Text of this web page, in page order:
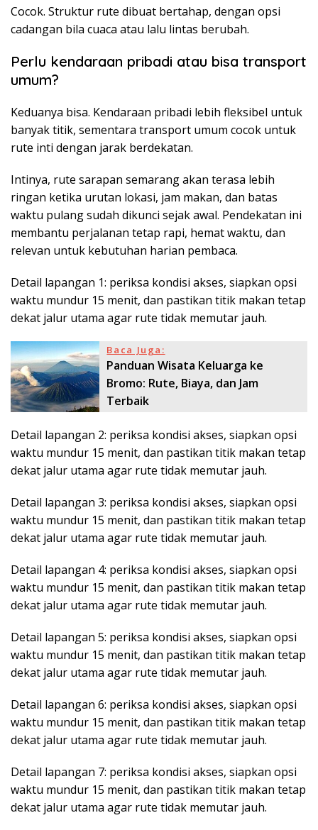
Cocok. Struktur rute dibuat bertahap, dengan opsi
cadangan bila cuaca atau lalu lintas berubah.
Perlu kendaraan pribadi atau bisa transport
umum?
Keduanya bisa. Kendaraan pribadi lebih fleksibel untuk
banyak titik, sementara transport umum cocok untuk
rute inti dengan jarak berdekatan.
Intinya, rute sarapan semarang akan terasa lebih
ringan ketika urutan lokasi, jam makan, dan batas
waktu pulang sudah dikunci sejak awal. Pendekatan ini
membantu perjalanan tetap rapi, hemat waktu, dan
relevan untuk kebutuhan harian pembaca.
Detail lapangan 1: periksa kondisi akses, siapkan opsi
waktu mundur 15 menit, dan pastikan titik makan tetap
dekat jalur utama agar rute tidak memutar jauh.
Baca Juga:
Panduan Wisata Keluarga ke
Bromo: Rute, Biaya, dan Jam
Terbaik
Detail lapangan 2: periksa kondisi akses, siapkan opsi
waktu mundur 15 menit, dan pastikan titik makan tetap
dekat jalur utama agar rute tidak memutar jauh.
Detail lapangan 3: periksa kondisi akses, siapkan opsi
waktu mundur 15 menit, dan pastikan titik makan tetap
dekat jalur utama agar rute tidak memutar jauh.
Detail lapangan 4: periksa kondisi akses, siapkan opsi
waktu mundur 15 menit, dan pastikan titik makan tetap
dekat jalur utama agar rute tidak memutar jauh.
Detail lapangan 5: periksa kondisi akses, siapkan opsi
waktu mundur 15 menit, dan pastikan titik makan tetap
dekat jalur utama agar rute tidak memutar jauh.
Detail lapangan 6: periksa kondisi akses, siapkan opsi
waktu mundur 15 menit, dan pastikan titik makan tetap
dekat jalur utama agar rute tidak memutar jauh.
Detail lapangan 7: periksa kondisi akses, siapkan opsi
waktu mundur 15 menit, dan pastikan titik makan tetap
dekat jalur utama agar rute tidak memutar jauh.